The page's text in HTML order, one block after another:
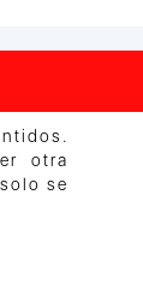
otra
se